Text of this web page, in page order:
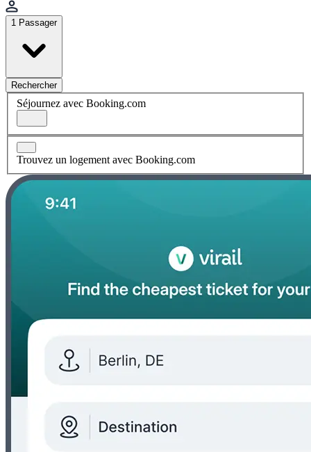
1 Passager
Rechercher
Séjournez avec Booking.com
Trouvez un logement avec Booking.com